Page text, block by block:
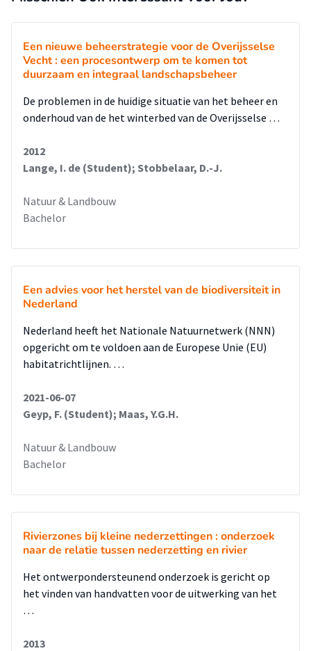
Een nieuwe beheerstrategie voor de Overijsselse
Vecht : een procesontwerp om te komen tot
duurzaam en integraal landschapsbeheer
De problemen in de huidige situatie van het beheer en
onderhoud van de het winterbed van de Overijsselse …
2012
Lange, I. de (Student); Stobbelaar, D.-J.
Natuur & Landbouw
Bachelor
Een advies voor het herstel van de biodiversiteit in
Nederland
Nederland heeft het Nationale Natuurnetwerk (NNN)
opgericht om te voldoen aan de Europese Unie (EU)
habitatrichtlijnen. …
2021-06-07
Geyp, F. (Student); Maas, Y.G.H.
Natuur & Landbouw
Bachelor
Rivierzones bij kleine nederzettingen : onderzoek
naar de relatie tussen nederzetting en rivier
Het ontwerpondersteunend onderzoek is gericht op
het vinden van handvatten voor de uitwerking van het
…
2013